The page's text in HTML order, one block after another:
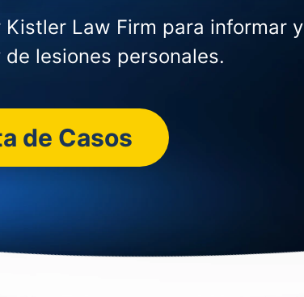
Law Firm para informar y
lesiones personales.
de Casos